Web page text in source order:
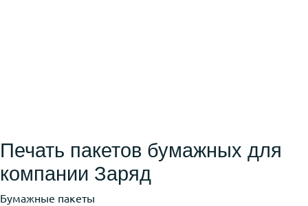
Печать пакетов бумажных для
компании Заряд
Бумажные пакеты